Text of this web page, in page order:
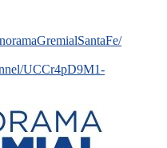
UCCr4pD9M1-